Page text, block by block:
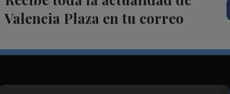
Valencia Plaza en tu correo